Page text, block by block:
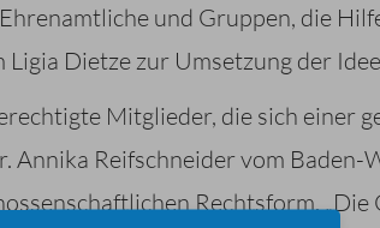
und Gruppen, die
Dietze zur Umsetzung der
Mitglieder, die sich einer
Annika Reifschneider vom
Rechtsform.